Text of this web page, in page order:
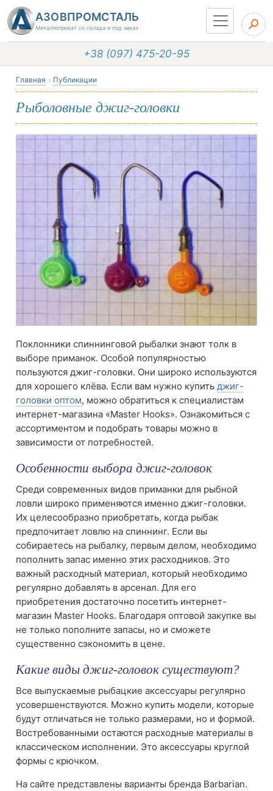
АЗОВПРОМСТАЛЬ
Металлопрокат со склада и под заказ
+38 (097) 475-20-95
Главная Публикации
Рыболовные джиг-головки
Поклонники спиннинговой рыбалки знают толк в
выборе приманок. Особой популярностью
пользуются джиг-головки. Они широко используются
для хорошего клёва. Если вам нужно купить джиг-
головки оптом, можно обратиться к специалистам
интернет-магазина «Master Hooks». Ознакомиться с
ассортиментом и подобрать товары можно в
зависимости от потребностей.
Особенности выбора джиг-головок
Среди современных видов приманки для рыбной
ловли широко применяются именно джиг-головки.
Их целесообразно приобретать, когда рыбак
предпочитает ловлю на спиннинг. Если вы
собираетесь на рыбалку, первым делом, необходимо
пополнить запас именно этих расходников. Это
важный расходный материал, который необходимо
регулярно добавлять в арсенал. Для его
приобретения достаточно посетить интернет-
магазин Master Hooks. Благодаря оптовой закупке вы
не только пополните запасы, но и сможете
существенно сэкономить в цене.
Какие виды джиг-головок существуют?
Все выпускаемые рыбацкие аксессуары регулярно
усовершенствуются. Можно купить модели, которые
будут отличаться не только размерами, но и формой.
Востребованными остаются расходные материалы в
классическом исполнении. Это аксессуары круглой
формы с крючком.
На сайте представлены варианты бренда Barbarian.